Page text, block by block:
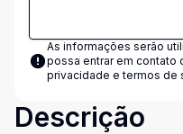
As informações serão
possa entrar em contato
privacidade e termos de
Descrição